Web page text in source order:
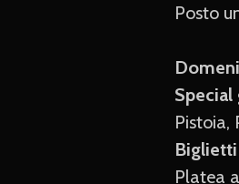
Posto
Special
Pistoia,
Biglietti
Platea